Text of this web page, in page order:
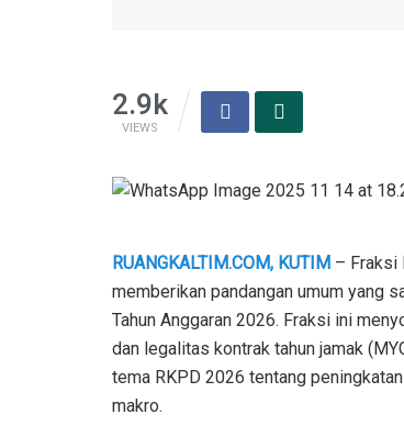
2.9k
VIEWS
RUANGKALTIM.COM, KUTIM – Fraksi
memberikan pandangan umum yang
Tahun Anggaran 2026. Fraksi ini
dan legalitas kontrak tahun jamak
tema RKPD 2026 tentang
makro.